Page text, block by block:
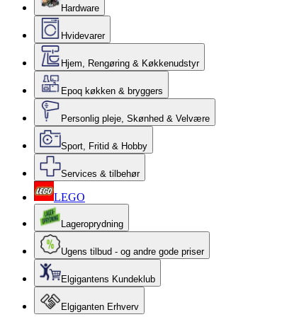
Hardware
Hvidevarer
Hjem, Rengøring & Køkkenudstyr
Epoq køkken & bryggers
Personlig pleje, Skønhed & Velvære
Sport, Fritid & Hobby
Services & tilbehør
LEGO
Lageroprydning
Ugens tilbud - og andre gode priser
Elgigantens Kundeklub
Elgiganten Erhverv